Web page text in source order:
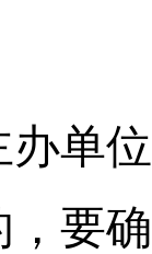
位
，要